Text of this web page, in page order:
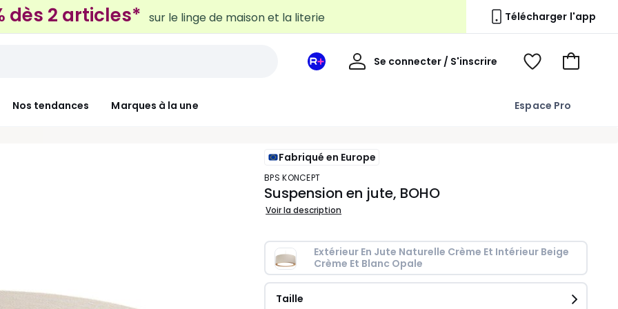
Télécharger l'app
Nos tendances Marques à la une Espace Pro
Mon
Se connecter / S'inscrire
Mon
Voir
Voir
Fabriqué en Europe
BPS KONCEPT
Suspension en jute, BOHO
Voir la description
Extérieur En Jute Naturelle Crème Et Intérieur Beige
Crème Et Blanc Opale
Taille